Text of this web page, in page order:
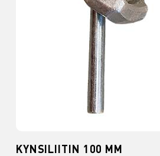
KYNSILIITIN 100 MM